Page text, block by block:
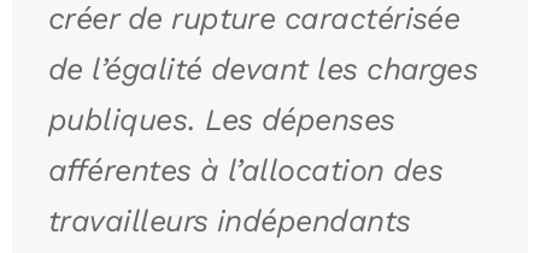
créer de rupture caractérisée
de l’égalité devant les charges
publiques. Les dépenses
afférentes à l’allocation des
travailleurs indépendants